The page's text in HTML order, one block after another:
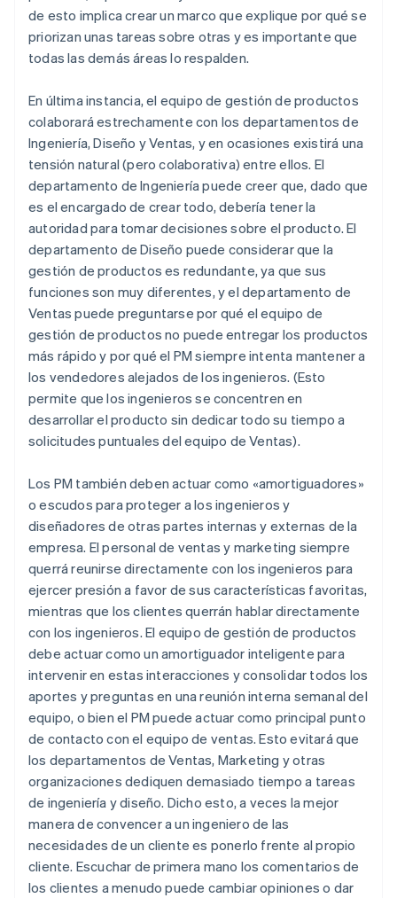
de esto implica crear un marco que explique por qué se
priorizan unas tareas sobre otras y es importante que
todas las demás áreas lo respalden.
En última instancia, el equipo de gestión de productos
colaborará estrechamente con los departamentos de
Ingeniería, Diseño y Ventas, y en ocasiones existirá una
tensión natural (pero colaborativa) entre ellos. El
departamento de Ingeniería puede creer que, dado que
es el encargado de crear todo, debería tener la
autoridad para tomar decisiones sobre el producto. El
departamento de Diseño puede considerar que la
gestión de productos es redundante, ya que sus
funciones son muy diferentes, y el departamento de
Ventas puede preguntarse por qué el equipo de
gestión de productos no puede entregar los productos
más rápido y por qué el PM siempre intenta mantener a
los vendedores alejados de los ingenieros. (Esto
permite que los ingenieros se concentren en
desarrollar el producto sin dedicar todo su tiempo a
solicitudes puntuales del equipo de Ventas).
Los PM también deben actuar como «amortiguadores»
o escudos para proteger a los ingenieros y
diseñadores de otras partes internas y externas de la
empresa. El personal de ventas y marketing siempre
querrá reunirse directamente con los ingenieros para
ejercer presión a favor de sus características favoritas,
mientras que los clientes querrán hablar directamente
con los ingenieros. El equipo de gestión de productos
debe actuar como un amortiguador inteligente para
intervenir en estas interacciones y consolidar todos los
aportes y preguntas en una reunión interna semanal del
equipo, o bien el PM puede actuar como principal punto
de contacto con el equipo de ventas. Esto evitará que
los departamentos de Ventas, Marketing y otras
organizaciones dediquen demasiado tiempo a tareas
de ingeniería y diseño. Dicho esto, a veces la mejor
manera de convencer a un ingeniero de las
necesidades de un cliente es ponerlo frente al propio
cliente. Escuchar de primera mano los comentarios de
los clientes a menudo puede cambiar opiniones o dar